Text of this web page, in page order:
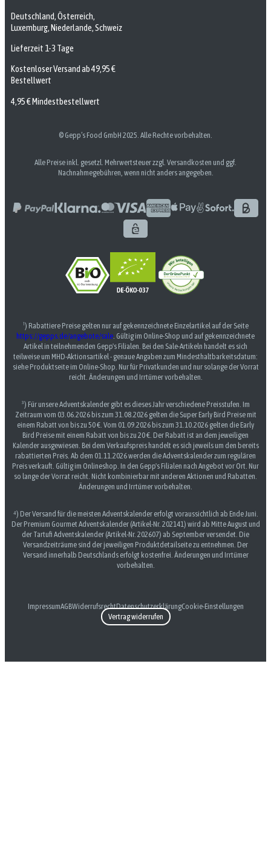
Deutschland, Österreich,
Luxemburg, Niederlande, Schweiz
Lieferzeit 1-3 Tage
Kostenloser Versand ab 49,95 €
Bestellwert
4,95 € Mindestbestellwert
© Gepp’s Food GmbH 2025. Alle Rechte vorbehalten.
Alle Preise inkl. gesetzl. Mehrwertsteuer zzgl. Versandkosten und ggf.
Nachnahmegebühren, wenn nicht anders angegeben.
¹) Rabattiere Preise gelten nur auf gekennzeichnete Einzelartikel auf der Seite
https://gepps.de/angebote/sale. Gültig im Online-Shop und auf gekennzeichnete
Artikel in teilnehmenden Gepp's Filialen. Bei den Sale-Artikeln handelt es sich
teilweise um MHD-Aktionsartikel - genaue Angaben zum Mindesthaltbarkeitsdatum:
siehe Produktseite im Online-Shop. Nur für Privatkunden und nur solange der Vorrat
reicht. Änderungen und Irrtümer vorbehalten.
³) Für unsere Adventskalender gibt es dieses Jahr verschiedene Preisstufen. Im
Zeitraum vom 03.06.2026 bis zum 31.08.2026 gelten die Super Early Bird Preise mit
einem Rabatt von bis zu 50 €. Vom 01.09.2026 bis zum 31.10.2026 gelten die Early
Bird Preise mit einem Rabatt von bis zu 20 €. Der Rabatt ist an dem jeweiligen
Kalender ausgewiesen. Bei dem Verkaufspreis handelt es sich jeweils um den bereits
rabattierten Preis. Ab dem 01.11.2026 werden die Adventskalender zum regulären
Preis verkauft. Gültig im Onlineshop. In den Gepp's Filialen nach Angebot vor Ort. Nur
so lange der Vorrat reicht. Nicht kombinierbar mit anderen Aktionen und Rabatten.
Änderungen und Irrtümer vorbehalten.
⁴) Der Versand für die meisten Adventskalender erfolgt voraussichtlich ab Ende Juni.
Der Premium Gourmet Adventskalender (Artikel-Nr. 202141) wird ab Mitte August und
der Tartufi Adventskalender (Artikel-Nr. 202607) ab September versendet. Die
Versandzeiträume sind der jeweiligen Produktdetailseite zu entnehmen. Der
Versand innerhalb Deutschlands erfolgt kostenfrei. Änderungen und Irrtümer
vorbehalten.
ImpressumAGBWiderrufsrechtDatenschutzerklärungCookie-Einstellungen
Vertrag widerrufen